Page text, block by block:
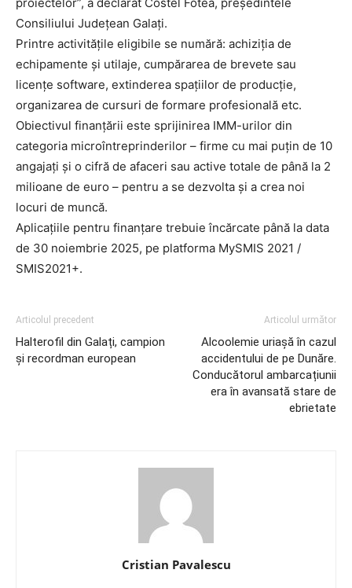
Consiliului Județean Galați.
Printre activitățile eligibile se numără: achiziția de
echipamente și utilaje, cumpărarea de brevete sau
licențe software, extinderea spațiilor de producție,
organizarea de cursuri de formare profesională etc.
Obiectivul finanțării este sprijinirea IMM-urilor din
categoria microîntreprinderilor – firme cu mai puțin de 10
angajați și o cifră de afaceri sau active totale de până la 2
milioane de euro – pentru a se dezvolta și a crea noi
locuri de muncă.
Aplicațiile pentru finanțare trebuie încărcate până la data
de 30 noiembrie 2025, pe platforma MySMIS 2021 /
SMIS2021+.
Articolul precedent
Halterofil din Galați, campion
și recordman european
Articolul următor
Alcoolemie uriașă în cazul
accidentului de pe Dunăre.
Conducătorul ambarcațiunii
era în avansată stare de
ebrietate
Cristian Pavalescu